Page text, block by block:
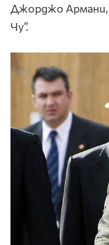
Джорджо Армани,
Чу”.